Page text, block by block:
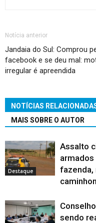
Notícia anterior
Jandaia do Sul: Comprou
facebook e se deu mal:
irregular é apreendida
NOTÍCIAS
MAIS SOBRE O AUTOR
Destaque
Assalto
fazenda,
sendo